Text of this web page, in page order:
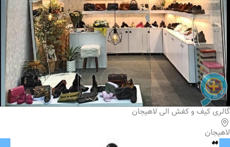
گالری کیف و کفش الی لاهیجان
لاهیجان